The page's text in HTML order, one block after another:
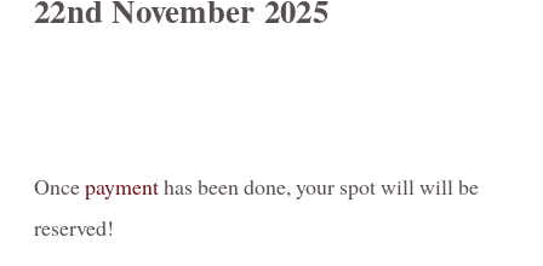
22nd November 2025
Oncepaymenthas been done, your spot will will be
reserved!